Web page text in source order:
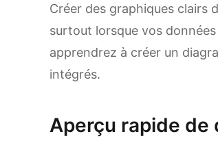
Créer des graphiques clairs
surtout lorsque vos
apprendrez à créer un
intégrés.
Aperçu rapide de